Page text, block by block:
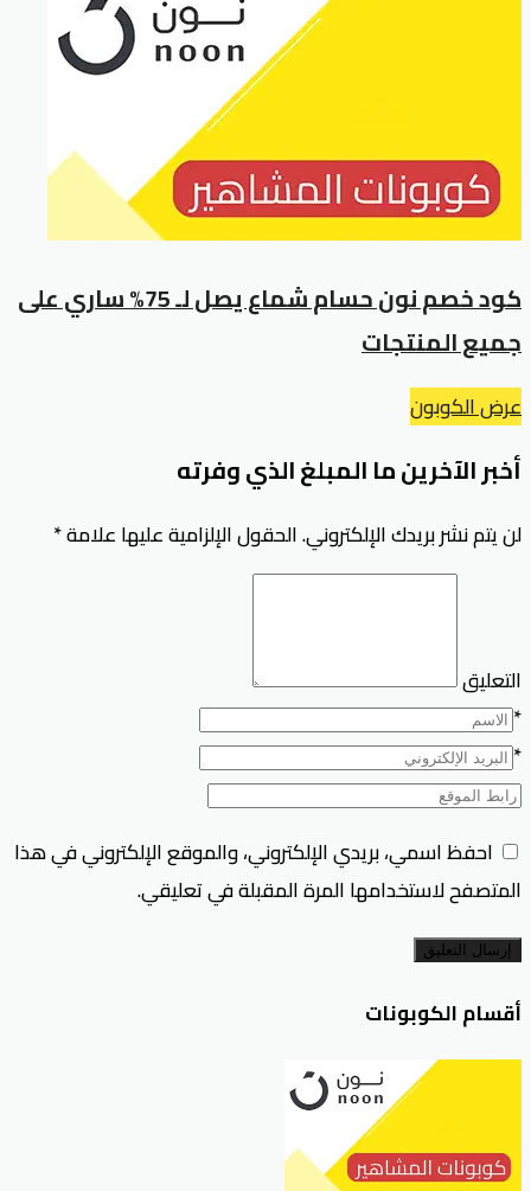
كود خصم نون حسام شماع يصل لـ 75% ساري على
جميع المنتجات
عرض الكوبون
أخبر الآخرين ما المبلغ الذي وفرته
لن يتم نشر بريدك الإلكتروني.الحقول الإلزامية عليها علامة*
التعليق
*
*
احفظ اسمي، بريدي الإلكتروني، والموقع الإلكتروني في هذا
المتصفح لاستخدامها المرة المقبلة في تعليقي.
إرسال التعليق
أقسام الكوبونات